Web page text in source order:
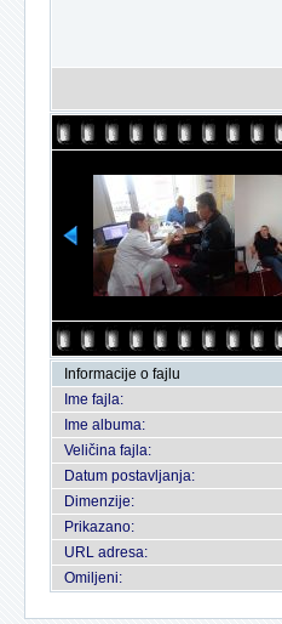
Informacije o fajlu
Ime fajla:
Ime albuma:
Veličina fajla:
Datum postavljanja:
Dimenzije:
Prikazano:
URL adresa:
Omiljeni: